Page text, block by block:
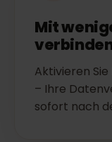
Mit
Aktivieren
– Ihre
sofort nach